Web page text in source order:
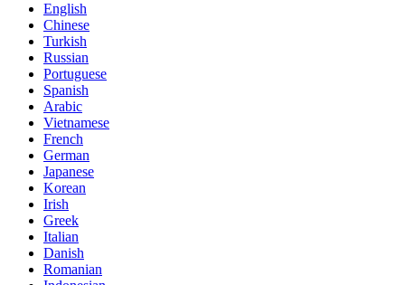
English
Chinese
Turkish
Russian
Portuguese
Spanish
Arabic
Vietnamese
French
German
Japanese
Korean
Irish
Greek
Italian
Danish
Romanian